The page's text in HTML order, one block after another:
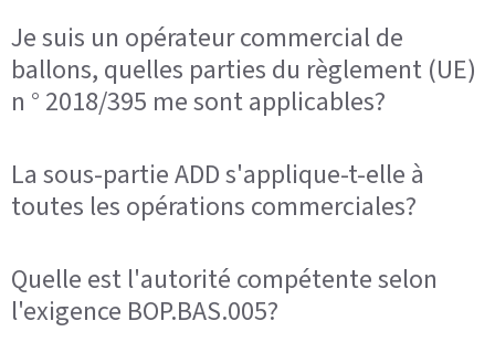
Je suis un opérateur commercial de
ballons, quelles parties du règlement (UE)
n ° 2018/395 me sont applicables?
La sous-partie ADD s'applique-t-elle à
toutes les opérations commerciales?
Quelle est l'autorité compétente selon
l'exigence BOP.BAS.005?